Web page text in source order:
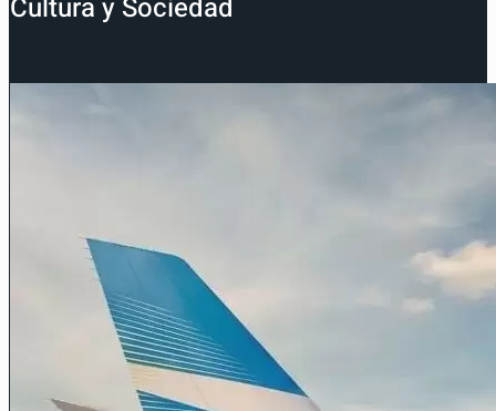
Cultura y Sociedad